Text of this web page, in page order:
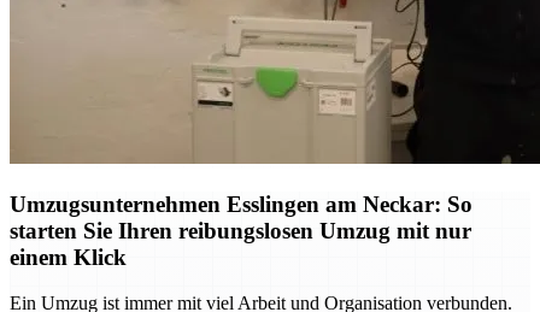
Umzugsunternehmen Esslingen am Neckar: So
starten Sie Ihren reibungslosen Umzug mit nur
einem Klick
Ein Umzug ist immer mit viel Arbeit und Organisation verbunden.